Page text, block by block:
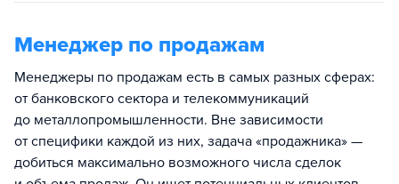
Менеджер по продажам
Менеджеры по продажам есть в самых разных сферах:
от банковского сектора и телекоммуникаций
до металлопромышленности. Вне зависимости
от специфики каждой из них, задача «продажника» —
добиться максимально возможного числа сделок